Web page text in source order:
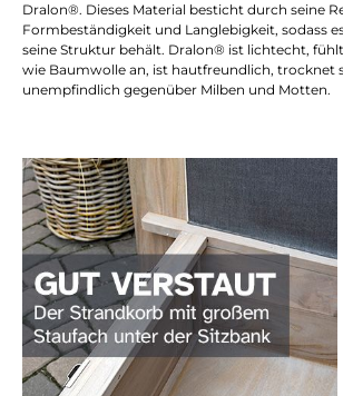
Dralon®. Dieses Material besticht durch seine
Formbeständigkeit und Langlebigkeit, sodass
seine Struktur behält. Dralon® ist lichtecht,
wie Baumwolle an, ist hautfreundlich, trocknet
unempfindlich gegenüber Milben und Motten.